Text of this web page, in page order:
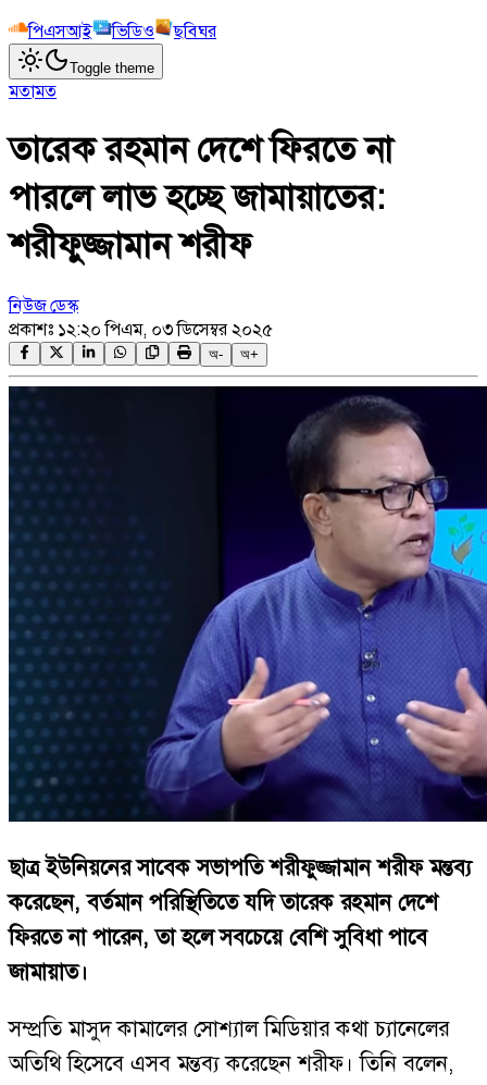
পিএসআই
ভিডিও ছবিঘর
Toggle theme
মতামত
তারেক রহমান দেশে ফিরতে না
পারলে লাভ হচ্ছে জামায়াতের:
শরীফুজ্জামান শরীফ
নিউজ ডেস্ক
প্রকাশঃ ১২:২০ পিএম, ০৩ ডিসেম্বর ২০২৫
অ- অ+
ছাত্র ইউনিয়নের সাবেক সভাপতি শরীফুজ্জামান শরীফ মন্তব্য
করেছেন, বর্তমান পরিস্থিতিতে যদি তারেক রহমান দেশে
ফিরতে না পারেন, তা হলে সবচেয়ে বেশি সুবিধা পাবে
জামায়াত।
সম্প্রতি মাসুদ কামালের সোশ্যাল মিডিয়ার কথা চ্যানেলের
অতিথি হিসেবে এসব মন্তব্য করেছেন শরীফ। তিনি বলেন,